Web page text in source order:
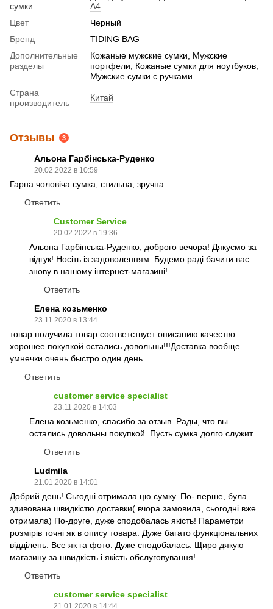
сумки
А4
Цвет
Черный
Бренд
TIDING BAG
Дополнительные
разделы
Кожаные мужские сумки, Мужские
портфели, Кожаные сумки для ноутбуков,
Мужские сумки с ручками
Страна
производитель
Китай
Отзывы 3
Альона Гарбінська-Руденко
20.02.2022 в 10:59
Гарна чоловіча сумка, стильна, зручна.
Ответить
Customer Service
20.02.2022 в 19:36
Альона Гарбінська-Руденко, доброго вечора! Дякуємо за
відгук! Носіть із задоволенням. Будемо раді бачити вас
знову в нашому інтернет-магазині!
Ответить
Елена козьменко
23.11.2020 в 13:44
товар получила.товар соответствует описанию.качество
хорошее.покупкой остались довольны!!!Доставка вообще
умнечки.очень быстро один день
Ответить
customer service specialist
23.11.2020 в 14:03
Елена козьменко, спасибо за отзыв. Рады, что вы
остались довольны покупкой. Пусть сумка долго служит.
Ответить
Ludmila
21.01.2020 в 14:01
Добрий день! Сьгодні отримала цю сумку. По- перше, була
здивована швидкістю доставки( вчора замовила, сьогодні вже
отримала) По-друге, дуже сподобалась якість! Параметри
розмірів точні як в опису товара. Дуже багато функціональних
відділень. Все як га фото. Дуже сподобалась. Щиро дякую
магазину за швидкість і якість обслуговування!
Ответить
customer service specialist
21.01.2020 в 14:44